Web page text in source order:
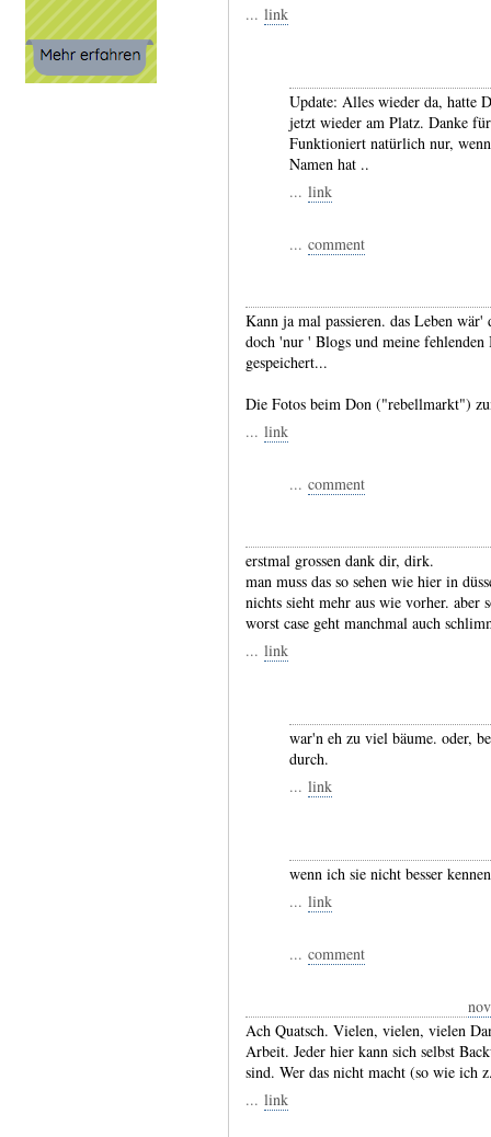
... link
Update: Alles wieder da, hatte
jetzt wieder am Platz. Danke
Funktioniert natürlich nur,
Namen hat ..
... link
... comment
Kann ja mal passieren. das Leben
doch 'nur ' Blogs und meine
gespeichert...
Die Fotos beim Don ("rebellmarkt")
... link
... comment
erstmal grossen dank dir, dirk.
man muss das so sehen wie hier in
nichts sieht mehr aus wie vorher.
worst case geht manchmal auch
... link
war'n eh zu viel bäume. oder,
durch.
... link
wenn ich sie nicht besser
... link
... comment
Ach Quatsch. Vielen, vielen, vielen
Arbeit. Jeder hier kann sich selbst
sind. Wer das nicht macht (so wie ich
... link